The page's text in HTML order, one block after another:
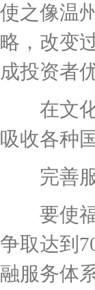
使之像温
略，改变
成投资者
在文化
吸收各种
完善服
要使福
争取达到
融服务体